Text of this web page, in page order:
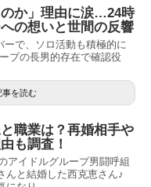
か」理由に涙…24時
の想いと世間の反響
で、ソロ活動も積極的に
プの長男的存在で確認役
事を読む
職業は？再婚相手や
も調査！
アイドルグループ男闘呼組
んと結婚した西克恵さん♪